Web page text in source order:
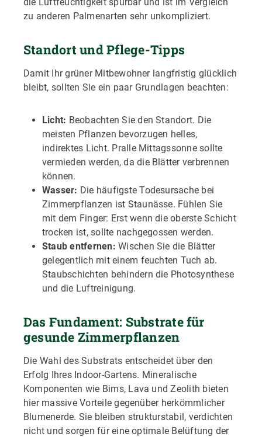
zu anderen Palmenarten sehr unkompliziert.
Standort und Pflege-Tipps
Damit Ihr grüner Mitbewohner langfristig glücklich
bleibt, sollten Sie ein paar Grundlagen beachten:
Licht: Beobachten Sie den Standort. Die
meisten Pflanzen bevorzugen helles,
indirektes Licht. Pralle Mittagssonne sollte
vermieden werden, da die Blätter verbrennen
können.
Wasser: Die häufigste Todesursache bei
Zimmerpflanzen ist Staunässe. Fühlen Sie
mit dem Finger: Erst wenn die oberste Schicht
trocken ist, sollte nachgegossen werden.
Staub entfernen: Wischen Sie die Blätter
gelegentlich mit einem feuchten Tuch ab.
Staubschichten behindern die Photosynthese
und die Luftreinigung.
Das Fundament: Substrate für
gesunde Zimmerpflanzen
Die Wahl des Substrats entscheidet über den
Erfolg Ihres Indoor-Gartens. Mineralische
Komponenten wie Bims, Lava und Zeolith bieten
hier massive Vorteile gegenüber herkömmlicher
Blumenerde. Sie bleiben strukturstabil, verdichten
nicht und sorgen für eine optimale Belüftung der